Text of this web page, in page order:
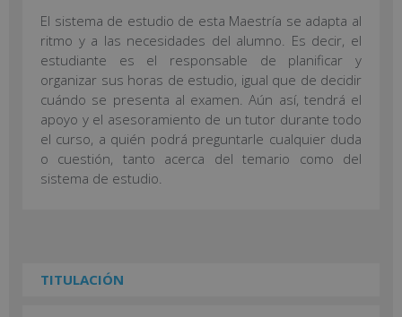
El sistema de estudio de esta Maestría se adapta al
ritmo y a las necesidades del alumno. Es decir, el
estudiante es el responsable de planificar y
organizar sus horas de estudio, igual que de decidir
cuándo se presenta al examen. Aún así, tendrá el
apoyo y el asesoramiento de un tutor durante todo
el curso, a quién podrá preguntarle cualquier duda
o cuestión, tanto acerca del temario como del
sistema de estudio.
TITULACIÓN